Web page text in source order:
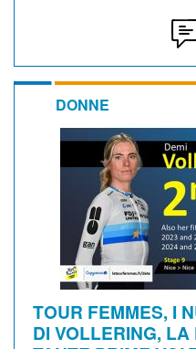
DONNE
TOUR FEMMES, I
DI VOLLERING,